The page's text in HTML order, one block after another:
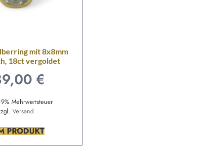
mit 8x8mm
18ct vergoldet
€
Mehrwertsteuer
Versand
PRODUKT